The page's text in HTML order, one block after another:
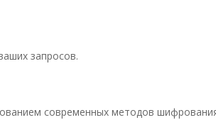
запросов.
современных методов